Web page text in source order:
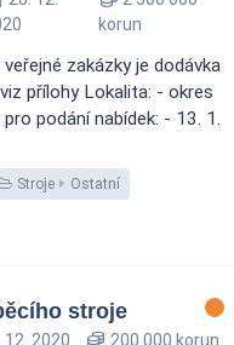
korun
zakázky je dodávka
přílohy Lokalita: - okres
podání nabídek: - 13. 1.
Stroje Ostatní
stroje
12. 2020 200 000 korun